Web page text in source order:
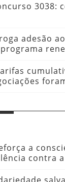
3038:
adesão
a
contra